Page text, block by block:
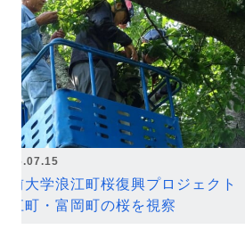
2026.07.15
弘前大学浪江町桜復興プロジェクト
浪江町・富岡町の桜を視察